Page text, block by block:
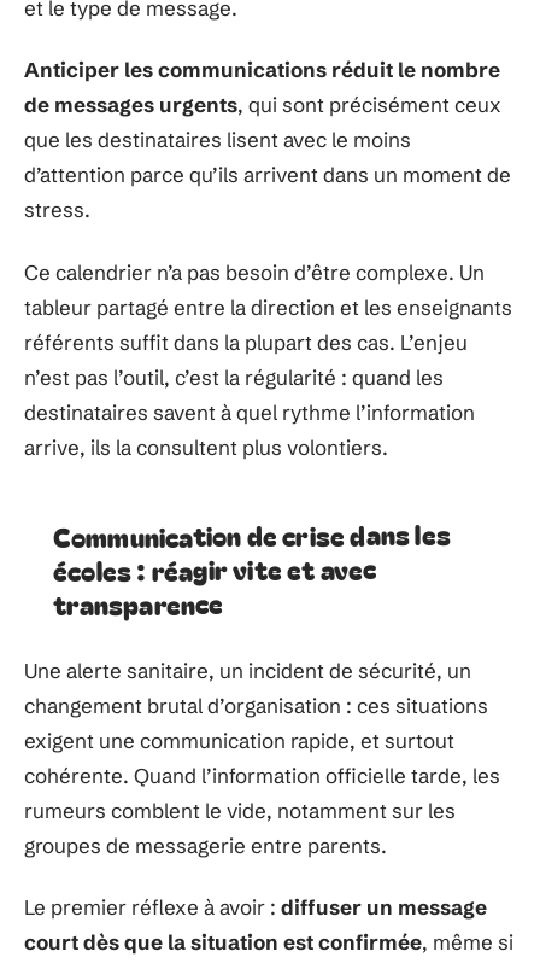
et le type de message.
Anticiper les communications réduit le nombre
de messages urgents, qui sont précisément ceux
que les destinataires lisent avec le moins
d’attention parce qu’ils arrivent dans un moment de
stress.
Ce calendrier n’a pas besoin d’être complexe. Un
tableur partagé entre la direction et les enseignants
référents suffit dans la plupart des cas. L’enjeu
n’est pas l’outil, c’est la régularité : quand les
destinataires savent à quel rythme l’information
arrive, ils la consultent plus volontiers.
Communication de crise dans les
écoles : réagir vite et avec
transparence
Une alerte sanitaire, un incident de sécurité, un
changement brutal d’organisation : ces situations
exigent une communication rapide, et surtout
cohérente. Quand l’information officielle tarde, les
rumeurs comblent le vide, notamment sur les
groupes de messagerie entre parents.
Le premier réflexe à avoir : diffuser un message
court dès que la situation est confirmée, même si